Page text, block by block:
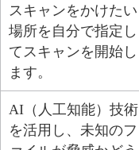
スキャンをかけたい
場所を自分で指定し
てスキャンを開始し
ます。
AI（人工知能）技術
を活用し、未知のフ